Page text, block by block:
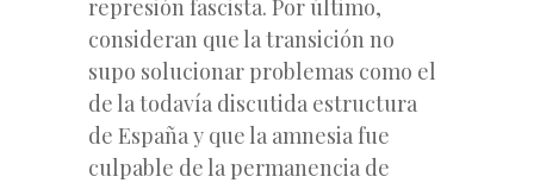
represión fascista. Por último,
consideran que la transición no
supo solucionar problemas como el
de la todavía discutida estructura
de España y que la amnesia fue
culpable de la permanencia de